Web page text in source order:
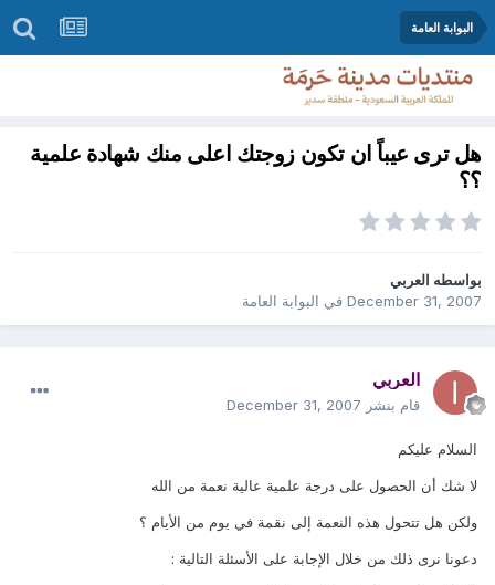
البوابة العامة
هل ترى عيباً ان تكون زوجتك اعلى منك شهادة علمية
؟؟
بواسطه العربي
December 31, 2007في البوابة العامة
العربي
قام بنشر December 31, 2007
السلام عليكم
لا شك أن الحصول على درجة علمية عالية نعمة من الله
ولكن هل تتحول هذه النعمة إلى نقمة في يوم من الأيام ؟
دعونا نرى ذلك من خلال الإجابة على الأسئلة التالية :